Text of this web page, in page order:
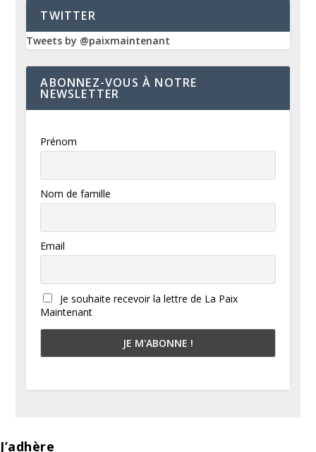
TWITTER
Tweets by @paixmaintenant
ABONNEZ-VOUS À NOTRE
NEWSLETTER
Prénom
Nom de famille
Email
Je souhaite recevoir la lettre de La Paix
Maintenant
J’adhère